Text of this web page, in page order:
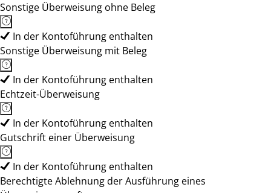
Sonstige Überweisung ohne Beleg
In der Kontoführung enthalten
Sonstige Überweisung mit Beleg
In der Kontoführung enthalten
Echtzeit-Überweisung
In der Kontoführung enthalten
Gutschrift einer Überweisung
In der Kontoführung enthalten
Berechtigte Ablehnung der Ausführung eines